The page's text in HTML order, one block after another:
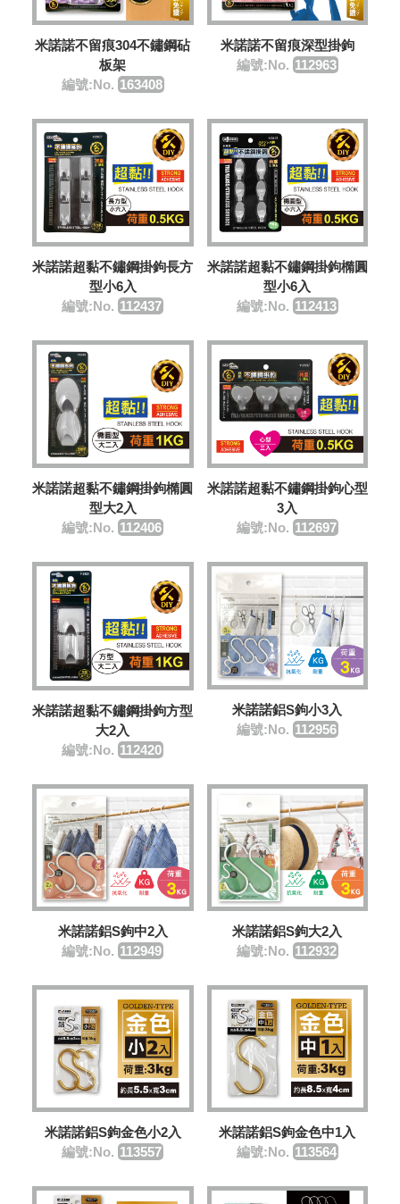
米諾諾不留痕304不鏽鋼砧
板架
編號:No. 163408
米諾諾不留痕深型掛鉤
編號:No. 112963
米諾諾超黏不鏽鋼掛鉤長方
型小6入
編號:No. 112437
米諾諾超黏不鏽鋼掛鉤橢圓
型小6入
編號:No. 112413
米諾諾超黏不鏽鋼掛鉤橢圓
型大2入
編號:No. 112406
米諾諾超黏不鏽鋼掛鉤心型
3入
編號:No. 112697
米諾諾超黏不鏽鋼掛鉤方型
大2入
編號:No. 112420
米諾諾鋁S鉤小3入
編號:No. 112956
米諾諾鋁S鉤中2入
編號:No. 112949
米諾諾鋁S鉤大2入
編號:No. 112932
米諾諾鋁S鉤金色小2入
編號:No. 113557
米諾諾鋁S鉤金色中1入
編號:No. 113564